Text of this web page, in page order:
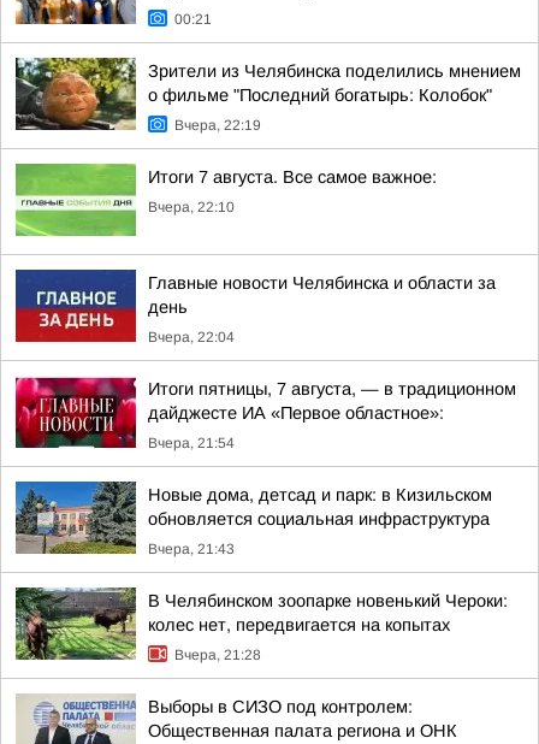
00:21
Зрители из Челябинска поделились мнением
о фильме "Последний богатырь: Колобок"
Вчера, 22:19
Итоги 7 августа. Все самое важное:
Вчера, 22:10
Главные новости Челябинска и области за
день
Вчера, 22:04
Итоги пятницы, 7 августа, — в традиционном
дайджесте ИА «Первое областное»:
Вчера, 21:54
Новые дома, детсад и парк: в Кизильском
обновляется социальная инфраструктура
Вчера, 21:43
В Челябинском зоопарке новенький Чероки:
колес нет, передвигается на копытах
Вчера, 21:28
Выборы в СИЗО под контролем:
Общественная палата региона и ОНК